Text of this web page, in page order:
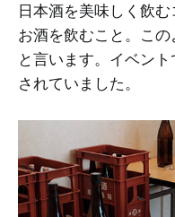
日本酒を美味しく飲
お酒を飲むこと。こ
と言います。イベン
されていました。